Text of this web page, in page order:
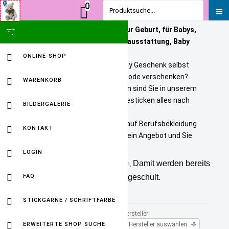
Personalisierte Geschenke zur Geburt, für Babys,
Kinder und Erwachsene. Babyausstattung, Baby
Onlineshop
Sie wollen ein bezahlbares Baby Geschenk selbst
personalisieren? Tolle Kindermode verschenken?
Unikate selbst gestalten? Dann sind Sie in unserem
Baby Online Shop richtig. Wir besticken alles nach
Selbst gestickte Firmenlogos auf Berufsbekleidung
sind kein Problem. Fordern Sie ein Angebot und Sie
0
ONLINE-SHOP
WARENKORB
BILDERGALERIE
KONTAKT
LOGIN
FAQ
STICKGARNE / SCHRIFTFARBE
ERWEITERTE SHOP SUCHE
Kuscheltuch für Babys mit Namen, Damit werden bereits
3 von 5 Sinnen von Babys geschult.
Produkt Kategorie +/-
Hersteller:
Hersteller auswählen